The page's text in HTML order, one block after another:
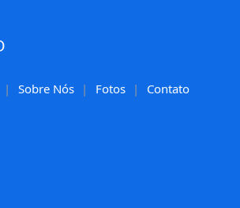
Sobre Nós Fotos Contato